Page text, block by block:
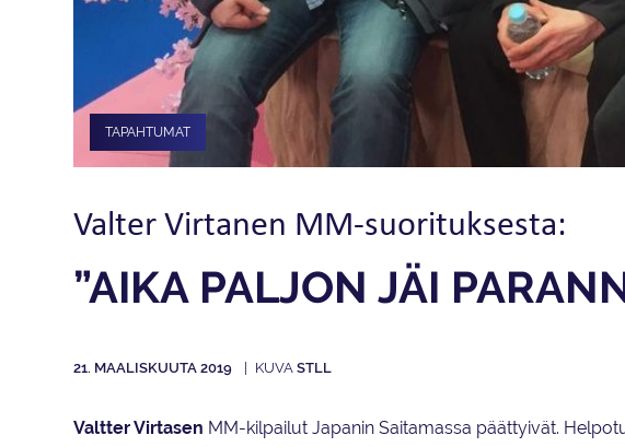
TAPAHTUMAT
Valter Virtanen MM-suorituksesta:
”AIKA PALJON JÄI
21. MAALISKUUTA 2019 STLL
Valtter Virtasen MM-kilpailut Japanin Saitamassa päättyivät.